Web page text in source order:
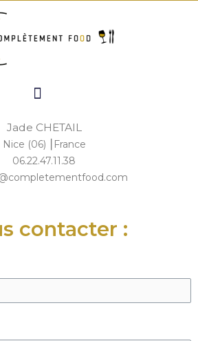
Menu
Jade CHETAIL
Nice (06) ⎮France
06.22.47.11.38
contacter :